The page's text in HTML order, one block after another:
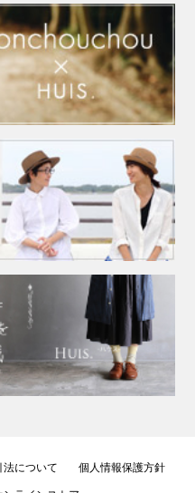
について
個人情報保護方針